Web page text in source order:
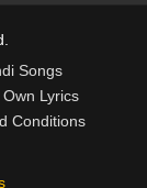
Songs
Own Lyrics
Conditions